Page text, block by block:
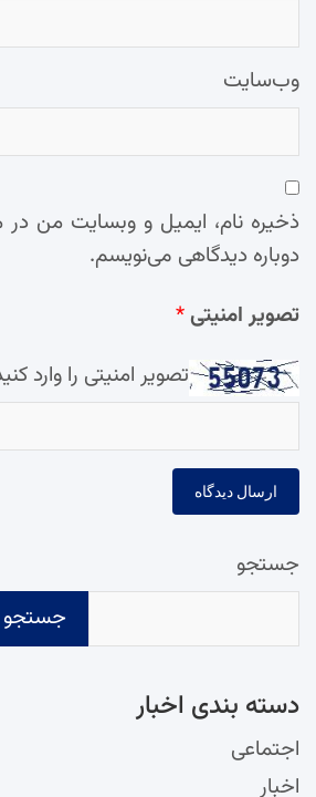
وب‌سایت
ذخیره نام، ایمیل و وبسایت من در
دوباره دیدگاهی می‌نویسم.
تصویر امنیتی*
تصویر امنیتی را وارد
جستجو
جستجو
دسته‌ بندی اخبار
اجتماعی
اخبار